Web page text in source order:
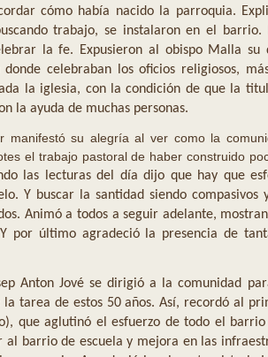
cómo había nacido la parroquia.
trabajo, se instalaron en el barrio.
la fe.
Expusieron al obispo Malla su
celebraban los oficios religiosos,
la iglesia, con la condición de que la
la ayuda de muchas personas.
manifestó su alegría al ver como la
el trabajo pastoral de haber construido
las lecturas del día dijo que hay que
Y buscar la santidad siendo compasivos
Animó a todos a seguir adelante,
Y por último agradeció la presencia de
Anton Jové se dirigió a la comunidad
la tarea de estos 50 años.Así, recordó al
que aglutinó el esfuerzo de todo el
barrio de escuela y mejora en las